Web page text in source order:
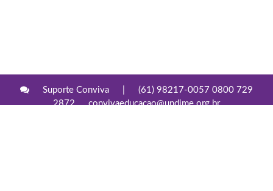
Suporte Conviva
(61) 98217-0057 0800 729
2872
convivaeducacao@undime.org.br